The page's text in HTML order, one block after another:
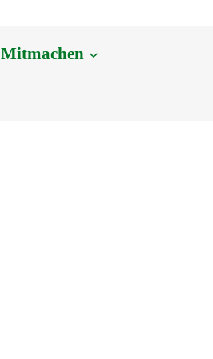
Mitmachen